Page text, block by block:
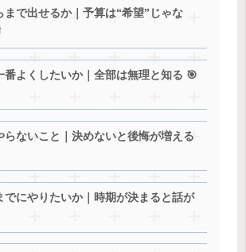
で出せるか｜予算は“希望”じゃな
よくしたいか｜全部は無理と知る 🎯
ないこと｜決めないと後悔が増える
にやりたいか｜時期が決まると話が